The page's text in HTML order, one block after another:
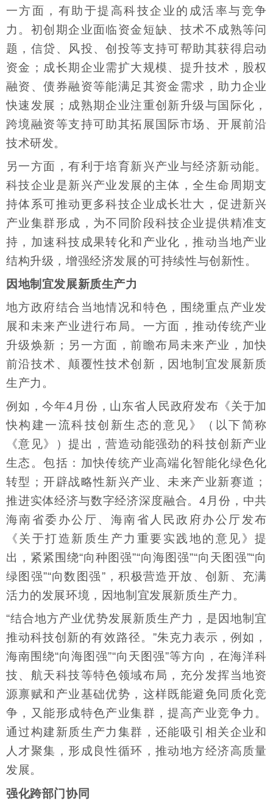
一方面，有助于提高科技企业的成活率与竞争
力。初创期企业面临资金短缺、技术不成熟等问
题，信贷、风投、创投等支持可帮助其获得启动
资金；成长期企业需扩大规模、提升技术，股权
融资、债券融资等能满足其资金需求，助力企业
快速发展；成熟期企业注重创新升级与国际化，
跨境融资等支持可助其拓展国际市场、开展前沿
技术研发。
另一方面，有利于培育新兴产业与经济新动能。
科技企业是新兴产业发展的主体，全生命周期支
持体系可推动更多科技企业成长壮大，促进新兴
产业集群形成，为不同阶段科技企业提供精准支
持，加速科技成果转化和产业化，推动当地产业
结构升级，增强经济发展的可持续性与创新性。
因地制宜发展新质生产力
地方政府结合当地情况和特色，围绕重点产业发
展和未来产业进行布局。一方面，推动传统产业
升级焕新；另一方面，前瞻布局未来产业，加快
前沿技术、颠覆性技术创新，因地制宜发展新质
生产力。
例如，今年4月份，山东省人民政府发布《关于加
快构建一流科技创新生态的意见》（以下简称
《意见》）提出，营造动能强劲的科技创新产业
生态。包括：加快传统产业高端化智能化绿色化
转型；开辟战略性新兴产业、未来产业新赛道；
推进实体经济与数字经济深度融合。4月份，中共
海南省委办公厅、海南省人民政府办公厅发布
《关于打造新质生产力重要实践地的意见》提
出，紧紧围绕“向种图强”“向海图强”“向天图强”“向
绿图强”“向数图强”，积极营造开放、创新、充满
活力的发展环境，因地制宜发展新质生产力。
“结合地方产业优势发展新质生产力，是因地制宜
推动科技创新的有效路径。”朱克力表示，例如，
海南围绕“向海图强”“向天图强”等方向，在海洋科
技、航天科技等特色领域布局，充分发挥当地资
源禀赋和产业基础优势，这样既能避免同质化竞
争，又能形成特色产业集群，提高产业竞争力。
通过构建新质生产力集群，还能吸引相关企业和
人才聚集，形成良性循环，推动地方经济高质量
发展。
强化跨部门协同